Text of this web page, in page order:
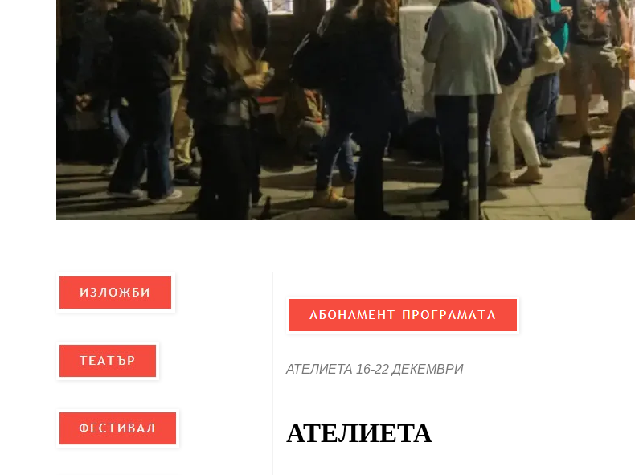
АТЕЛИЕТА 16-22 ДЕКЕМВРИ
АТЕЛИЕТА